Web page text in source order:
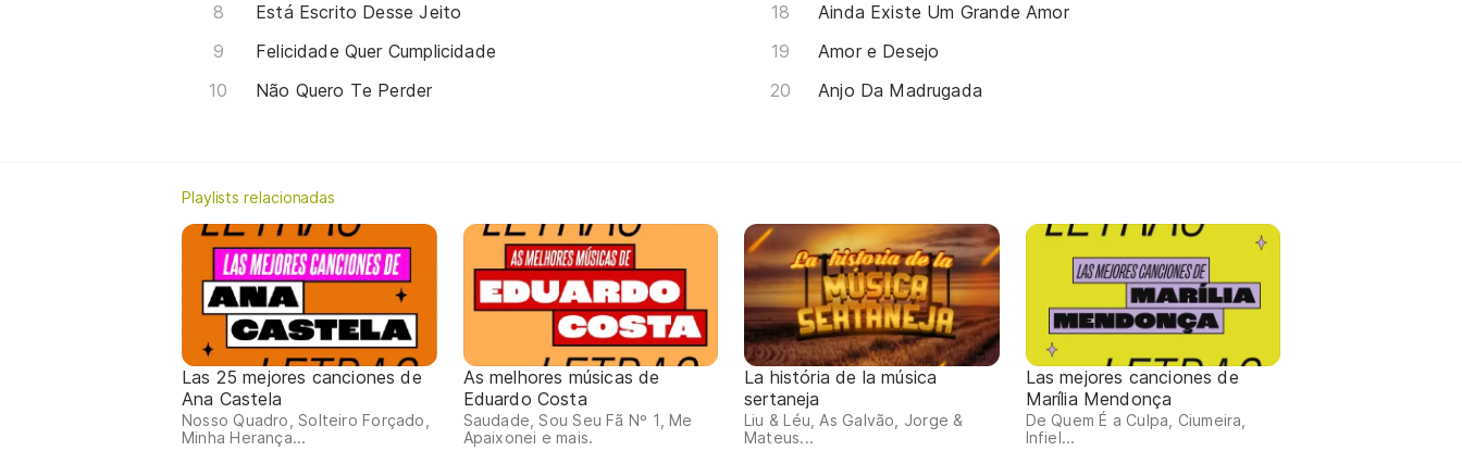
Está Escrito Desse Jeito
Felicidade Quer Cumplicidade
Não Quero Te Perder
Ainda Existe Um Grande Amor
Amor e Desejo
Anjo Da Madrugada
Playlists relacionadas
Las 25 mejores canciones de
Ana Castela
Nosso Quadro, Solteiro Forçado,
Minha Herança...
As melhores músicas de
Eduardo Costa
Saudade, Sou Seu Fã Nº 1, Me
Apaixonei e mais.
La história de la música
sertaneja
Liu & Léu, As Galvão, Jorge &
Mateus...
Las mejores canciones de
Marília Mendonça
De Quem É a Culpa, Ciumeira,
Infiel...